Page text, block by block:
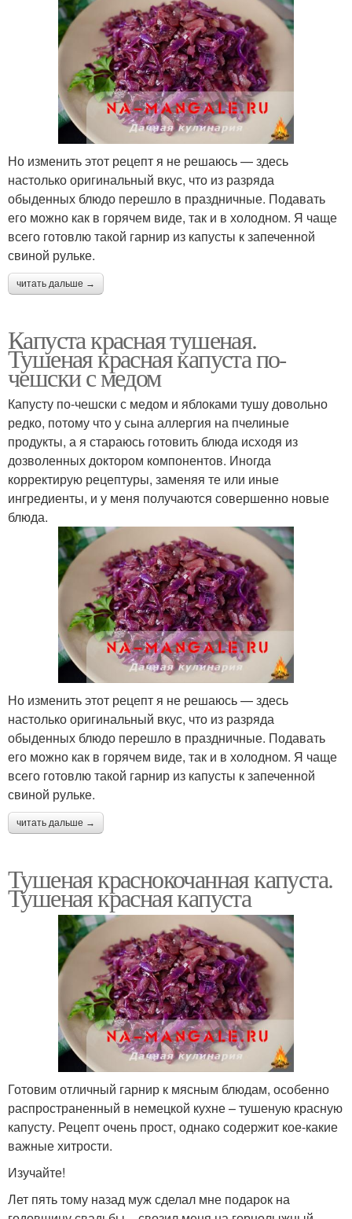
Но изменить этот рецепт я не решаюсь — здесь
настолько оригинальный вкус, что из разряда
обыденных блюдо перешло в праздничные. Подавать
его можно как в горячем виде, так и в холодном. Я чаще
всего готовлю такой гарнир из капусты к запеченной
свиной рульке.
читать дальше →
Капуста красная тушеная.
Тушеная красная капуста по-
чешски с медом
Капусту по-чешски с медом и яблоками тушу довольно
редко, потому что у сына аллергия на пчелиные
продукты, а я стараюсь готовить блюда исходя из
дозволенных доктором компонентов. Иногда
корректирую рецептуры, заменяя те или иные
ингредиенты, и у меня получаются совершенно новые
блюда.
Но изменить этот рецепт я не решаюсь — здесь
настолько оригинальный вкус, что из разряда
обыденных блюдо перешло в праздничные. Подавать
его можно как в горячем виде, так и в холодном. Я чаще
всего готовлю такой гарнир из капусты к запеченной
свиной рульке.
читать дальше →
Тушеная краснокочанная капуста.
Тушеная красная капуста
Готовим отличный гарнир к мясным блюдам, особенно
распространенный в немецкой кухне – тушеную красную
капусту. Рецепт очень прост, однако содержит кое-какие
важные хитрости.
Изучайте!
Лет пять тому назад муж сделал мне подарок на